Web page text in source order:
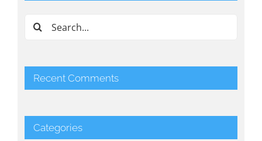
Search
Recent Comments
Categories